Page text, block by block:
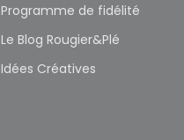
Programme de fidélité
Le Blog Rougier&Plé
Idées Créatives